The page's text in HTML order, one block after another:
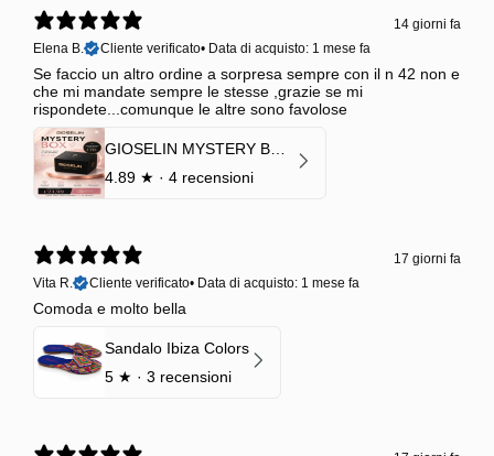
14 giorni fa
Elena B.
Cliente verificato• Data di acquisto: 1 mese fa
Se faccio un altro ordine a sorpresa sempre con il n 42 non e
che mi mandate sempre le stesse ,grazie se mi
rispondete...comunque le altre sono favolose
4.89 ★ · 4 recensioni
17 giorni fa
Vita R.
Cliente verificato• Data di acquisto: 1 mese fa
Comoda e molto bella
Sandalo Ibiza Colors
5 ★ · 3 recensioni